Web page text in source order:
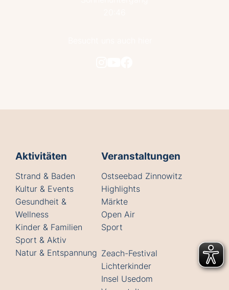
Aktivitäten
Strand & Baden
Kultur & Events
Gesundheit &
Wellness
Kinder & Familien
Sport & Aktiv
Natur & Entspannung
Veranstaltungen
Ostseebad Zinnowitz
Highlights
Märkte
Open Air
Sport
Zeach-Festival
Lichterkinder
Insel Usedom